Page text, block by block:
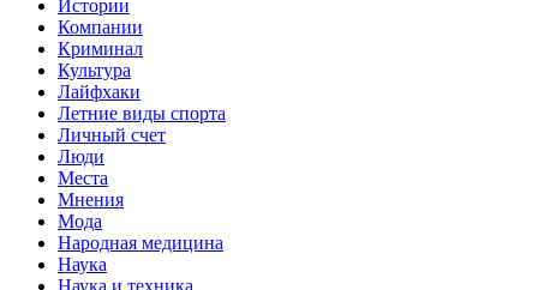
Истории
Компании
Криминал
Культура
Лайфхаки
Летние виды спорта
Личный счет
Люди
Места
Мнения
Мода
Народная медицина
Наука
Наука и техника